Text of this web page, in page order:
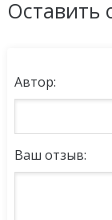
Оставить
Автор:
Ваш отзыв: